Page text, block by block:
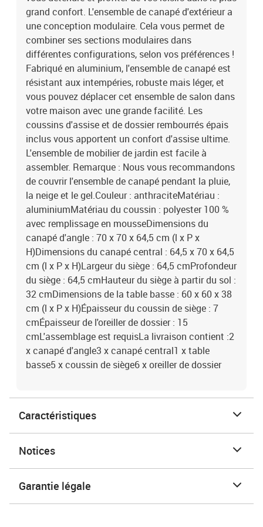
grand confort. L'ensemble de canapé d'extérieur a
une conception modulaire. Cela vous permet de
combiner ses sections modulaires dans
différentes configurations, selon vos préférences !
Fabriqué en aluminium, l'ensemble de canapé est
résistant aux intempéries, robuste mais léger, et
vous pouvez déplacer cet ensemble de salon dans
votre maison avec une grande facilité. Les
coussins d'assise et de dossier rembourrés épais
inclus vous apportent un confort d'assise ultime.
L'ensemble de mobilier de jardin est facile à
assembler. Remarque : Nous vous recommandons
de couvrir l'ensemble de canapé pendant la pluie,
la neige et le gel.Couleur : anthraciteMatériau :
aluminiumMatériau du coussin : polyester 100 %
avec remplissage en mousseDimensions du
canapé d'angle : 70 x 70 x 64,5 cm (l x P x
H)Dimensions du canapé central : 64,5 x 70 x 64,5
cm (l x P x H)Largeur du siège : 64,5 cmProfondeur
du siège : 64,5 cmHauteur du siège à partir du sol :
32 cmDimensions de la table basse : 60 x 60 x 38
cm (l x P x H)Épaisseur du coussin de siège : 7
cmÉpaisseur de l'oreiller de dossier : 15
cmL'assemblage est requisLa livraison contient :2
x canapé d'angle3 x canapé central1 x table
basse5 x coussin de siège6 x oreiller de dossier
Caractéristiques
Notices
Garantie légale